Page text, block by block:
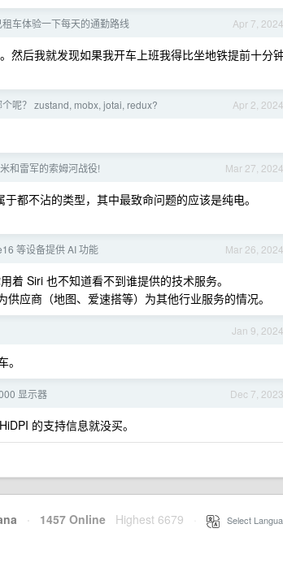
Apr 7, 2024
车体验一下每天的通勤路线
然后我就发现如果我开车上班我得比坐地铁提前十分
Apr 2, 2024
呢？ zustand, mobx, jotai, redux?
Mar 27, 2024
和雷军的索姆河战役!
都不沾的类型，其中最致命问题的应该是纯电。
Mar 26, 2024
等设备提供 AI 功能
着 Siri 也不知道看不到谁提供的技术服务。
应商（地图、爱速搭等）为其他行业服务的情况。
Jan 9, 2024
Dec 7, 2023
显示器
的支持信息就没买。
· 1457 Online Highest 6679 Select